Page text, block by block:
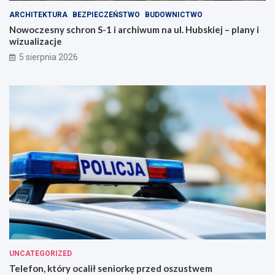
s
t
o
!
e
z
d
r
i
ARCHITEKTURA BEZPIECZEŃSTWO BUDOWNICTWO
Nowoczesny schron S-1 i archiwum na ul. Hubskiej – plany i
wizualizacje
5 sierpnia 2026
UNCATEGORIZED
Telefon, który ocalił seniorkę przed oszustwem